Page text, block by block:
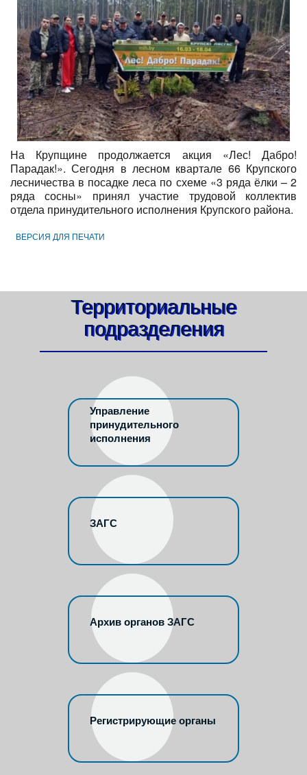
На Крупщине продолжается акция «Лес! Дабро!
Парадак!». Сегодня в лесном квартале 66 Крупского
лесничества в посадке леса по схеме «3 ряда ёлки – 2
ряда сосны» принял участие трудовой коллектив
отдела принудительного исполнения Крупского района.
ВЕРСИЯ ДЛЯ ПЕЧАТИ
Территориальные
подразделения
Управление
принудительного
исполнения
ЗАГС
Архив органов ЗАГС
Регистрирующие органы